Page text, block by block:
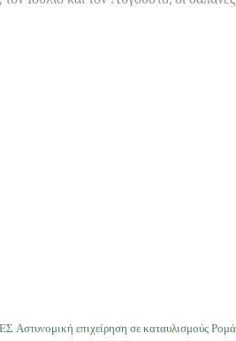
επιχείρηση σε καταυλισμούς Ρομά